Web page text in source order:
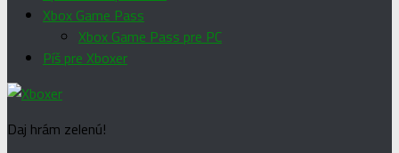
Xbox Game Pass
Xbox Game Pass pre PC
Píš pre Xboxer
Daj hrám zelenú!